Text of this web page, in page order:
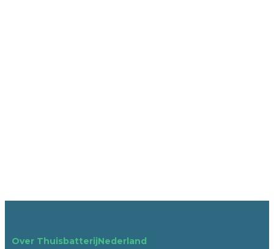
Over ThuisbatterijNederland